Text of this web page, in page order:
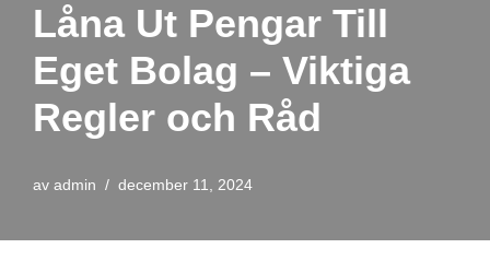
Låna Ut Pengar Till
Eget Bolag – Viktiga
Regler och Råd
av admin december 11, 2024